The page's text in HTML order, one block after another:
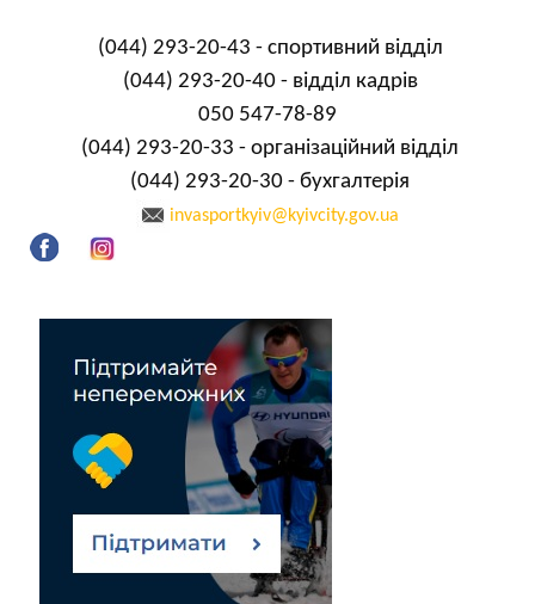
(044) 293-20-43 - спортивний відділ
(044) 293-20-40 - відділ кадрів
050 547-78-89
(044) 293-20-33 - організаційний відділ
(044) 293-20-30 - бухгалтерія
invasportkyiv@kyivcity.gov.ua